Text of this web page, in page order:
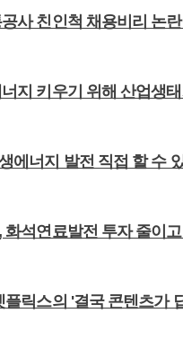
사 친인척 채용비리 논
지 키우기 위해 산업생태
에너지 발전 직접 할 수
석연료발전 투자 줄이고
플릭스의 '결국 콘텐츠가